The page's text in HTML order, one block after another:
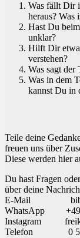
Was fällt Dir
heraus? Was
Hast Du
unklar?
Hilft Dir
verstehen?
Was sagt der
Was in dem
kannst Du in
Teile deine
freuen uns über
Diese werden hier
Du hast Fragen
über deine
E-Mail
WhatsApp +49
Instagram
Telefon 0 52